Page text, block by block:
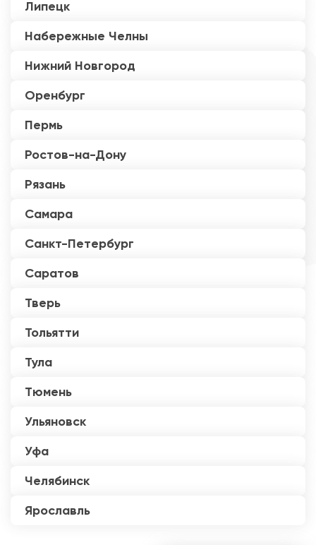
Липецк
Набережные Челны
Нижний Новгород
Оренбург
Пермь
Ростов-на-Дону
Рязань
Самара
Санкт-Петербург
Саратов
Тверь
Тольятти
Тула
Тюмень
Ульяновск
Уфа
Челябинск
Ярославль